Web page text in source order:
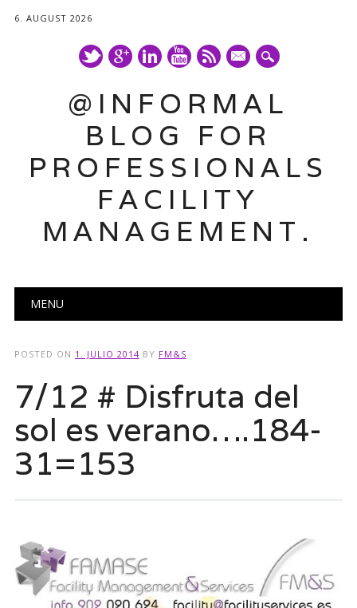
6. AUGUST 2026
mail
@INFORMAL
BLOG FOR
PROFESSIONALS
FACILITY
MANAGEMENT.
Main menu
MENU
POSTED ON 1. JULIO 2014 BY FM&S
7/12 # Disfruta del
sol es verano….184-
31=153